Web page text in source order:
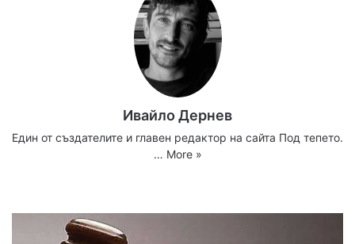
Ивайло Дернев
Един от създателите и главен редактор на сайта Под тепето.
… More »